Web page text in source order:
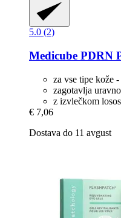
5.0 (2)
Medicube PDRN
za vse tipe kože
zagotavlja
z izvlečkom
€ 7,06
Dostava do 11 avgust